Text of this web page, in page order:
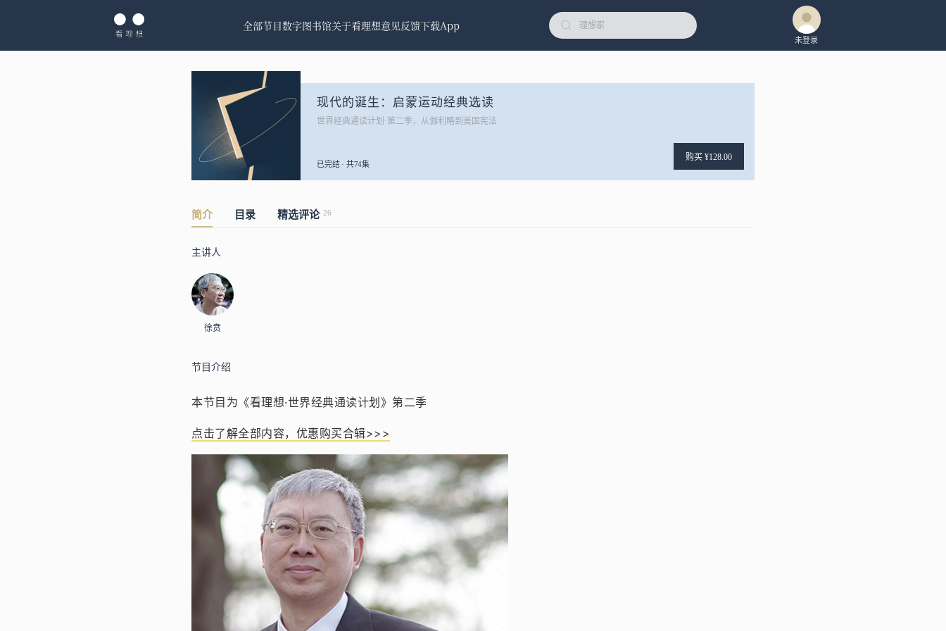
全部节目数字图书馆关于看理想意见反馈下载App
未登录
现代的诞生：启蒙运动经典选读
世界经典通读计划·第二季，从伽利略到美国宪法
已完结 · 共74集
购买 ¥128.00
简介 目录 精选评论 26
主讲人
徐贲
节目介绍
本节目为《看理想·世界经典通读计划》第二季
点击了解全部内容，优惠购买合辑>>>